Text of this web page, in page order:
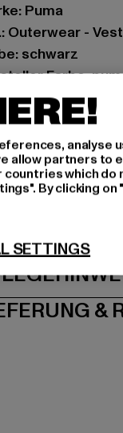
Puma
Outerwear -
schwarz
Farbe:
626727-10645
PUMA
Way 1 | 91074
GRÖSSE
&
analyse
allow partners to
which do
By clicking
SETTINGS